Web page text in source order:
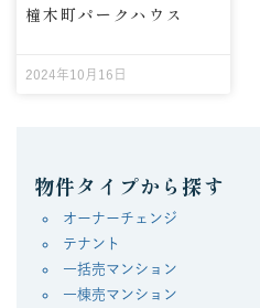
橦木町パークハウス
2024年10月16日
物件タイプから探す
オーナーチェンジ
テナント
一括売マンション
一棟売マンション